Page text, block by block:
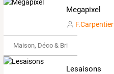
Megapixel
F.Carpentier
Maison, Déco & Bricolage
Lesaisons